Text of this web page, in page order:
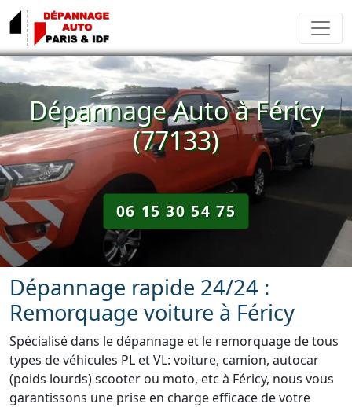
Dépannage Auto à Féricy
(77133)
06 15 30 54 75
Dépannage rapide 24/24 :
Remorquage voiture à Féricy
Spécialisé dans le dépannage et le remorquage de tous
types de véhicules PL et VL: voiture, camion, autocar
(poids lourds) scooter ou moto, etc à Féricy, nous vous
garantissons une prise en charge efficace de votre